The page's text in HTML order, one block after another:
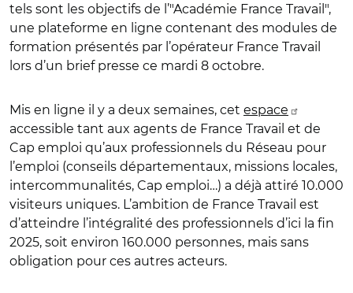
tels sont les objectifs de l’"Académie France Travail",
une plateforme en ligne contenant des modules de
formation présentés par l’opérateur France Travail
lors d’un brief presse ce mardi 8 octobre.
Mis en ligne il y a deux semaines, cet espace
accessible tant aux agents de France Travail et de
Cap emploi qu’aux professionnels du Réseau pour
l’emploi (conseils départementaux, missions locales,
intercommunalités, Cap emploi…) a déjà attiré 10.000
visiteurs uniques. L’ambition de France Travail est
d’atteindre l’intégralité des professionnels d’ici la fin
2025, soit environ 160.000 personnes, mais sans
obligation pour ces autres acteurs.